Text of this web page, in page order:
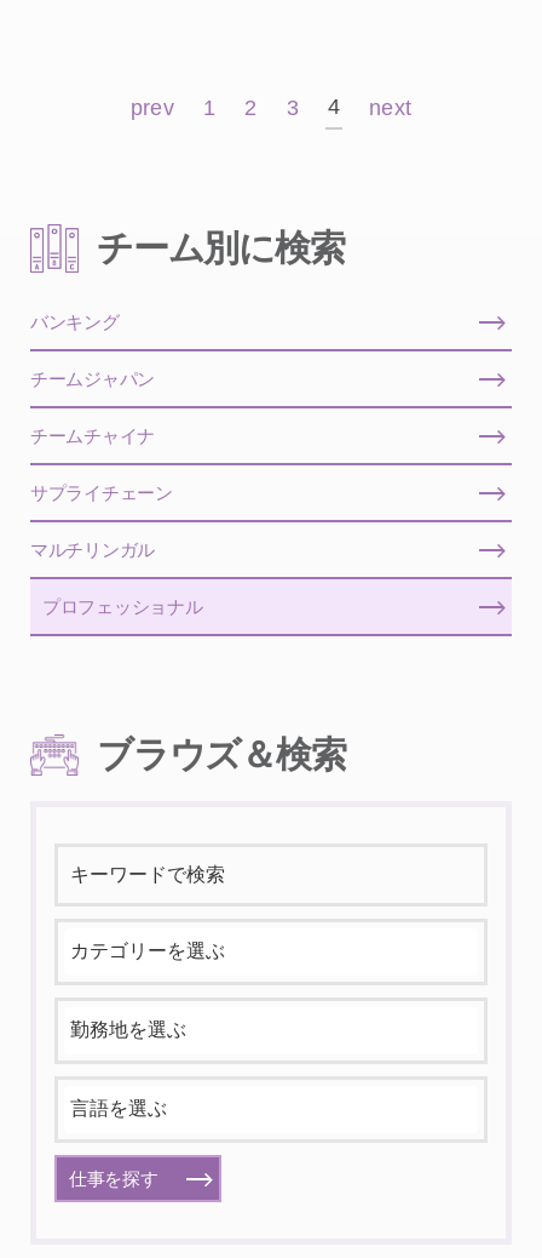
prev 1 2 3 4 next
チーム別に検索
バンキング
チームジャパン
チームチャイナ
サプライチェーン
マルチリンガル
プロフェッショナル
ブラウズ＆検索
仕事を探す